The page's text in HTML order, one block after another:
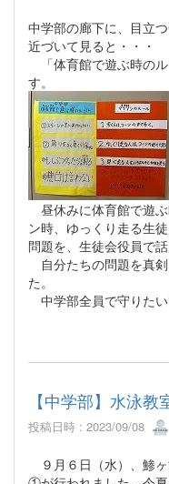
中学部の廊下に、目立
近づいて見ると・・・
「体育館で遊ぶ時の
す。
昼休みに体育館で遊
ン時、ゆっくり走る生
問題を、生徒会役員で話
自分たちの問題を真
た。
中学部全員で守りた
【中学部】水泳
投稿日時 : 2023/09/08
９月６日（水）、鯵